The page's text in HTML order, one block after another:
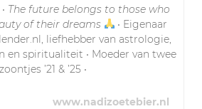
• The future belongs to those who
of their dreams
• Eigenaar
liefhebber van astrologie,
en spiritualiteit • Moeder van twee
zoontjes ’21 & ’25 •
www.nadizoetebier.nl